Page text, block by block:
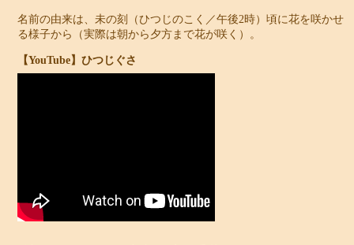
名前の由来は、未の刻（ひつじのこく／午後2時）頃に花を咲かせ
る様子から（実際は朝から夕方まで花が咲く）。
【YouTube】ひつじぐさ